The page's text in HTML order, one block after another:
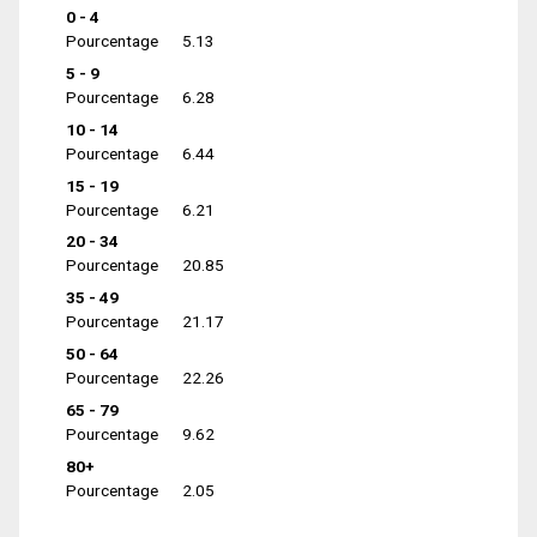
0 - 4
Pourcentage
5.13
5 - 9
Pourcentage
6.28
10 - 14
Pourcentage
6.44
15 - 19
Pourcentage
6.21
20 - 34
Pourcentage
20.85
35 - 49
Pourcentage
21.17
50 - 64
Pourcentage
22.26
65 - 79
Pourcentage
9.62
80+
Pourcentage
2.05